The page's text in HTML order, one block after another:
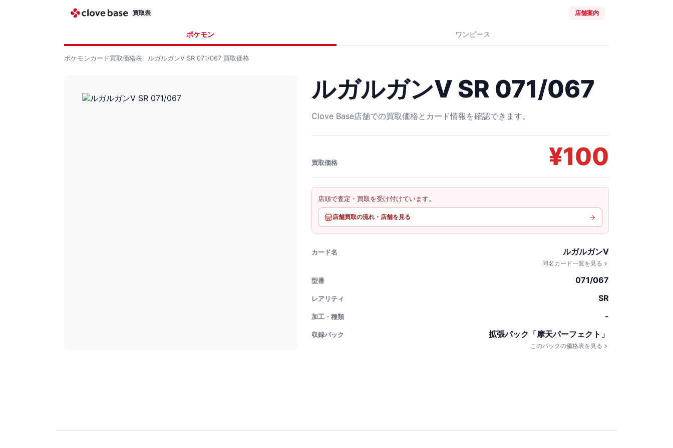
買取表 店舗案内
ポケモン ワンピース
ポケモンカード買取価格表 ルガルガンV SR 071/067 買取価格
ルガルガンV SR 071/067
Clove Base店舗での買取価格とカード情報を確認できます。
買取価格 ¥100
店頭で査定・買取を受け付けています。
店舗買取の流れ・店舗を見る
カード名 ルガルガンV
同名カード一覧を見る
型番 071/067
レアリティ SR
加工・種類 -
収録パック 拡張パック「摩天パーフェクト」
このパックの価格表を見る